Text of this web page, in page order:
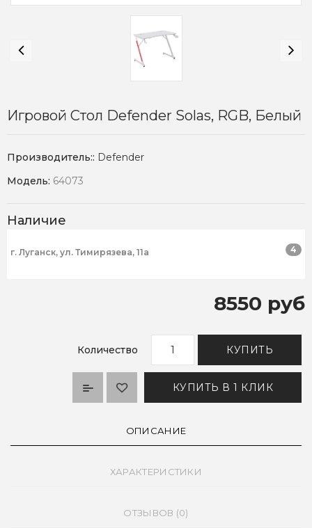
Игровой Стол Defender Solas, RGB, Белый
Производитель:: Defender
Модель: 64073
Наличие
г. Луганск, ул. Тимирязева, 11а 4
8550 руб
Количество КУПИТЬ
КУПИТЬ В 1 КЛИК
ОПИСАНИЕ
ХАРАКТЕРИСТИКИ
ОТЗЫВОВ (0)